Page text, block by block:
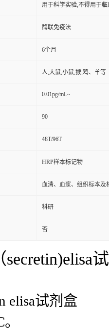
用于科学实验,不得用于临
酶联免疫法
6个月
人,大鼠,小鼠,猴,鸡、羊等
0.01pg/mL~
90
48T/96T
HRP样本标记物
血清、血浆、组织标本及
科研
否
elisa试剂盒